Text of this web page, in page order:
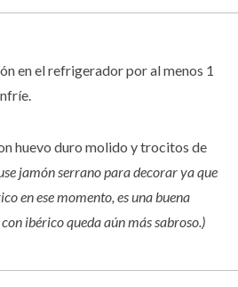
en el refrigerador por al menos 1
huevo duro molido y trocitos de
jamón serrano para decorar ya que
en ese momento, es una buena
ibérico queda aún más sabroso.)